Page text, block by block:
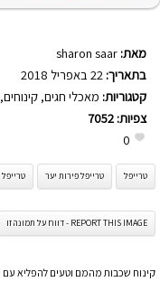
מאת: sharon saar
בתאריך:
קטגוריות: מאכלי חגים, קינוחים,
צפיות: 7052
0
טרייפל טרייפל פירות יער
REPORT THIS IMAGE - דווח על תמונה זו
קינוח שכבות מהמם וטעים להפליא עם